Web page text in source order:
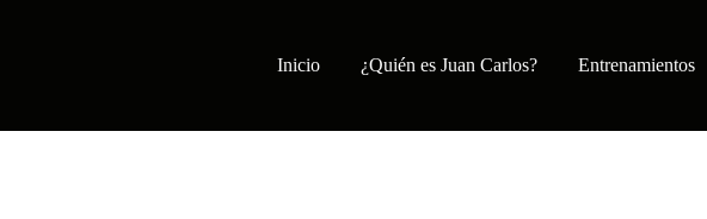
Inicio ¿Quién es Juan Carlos? Entrenamientos